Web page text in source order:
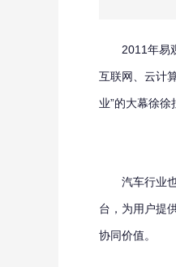
2011年易观
互联网、云计
业”的大幕徐徐
汽车行业也
台，为用户提
协同价值。